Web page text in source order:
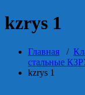
kzrys 1
Главная /
стальные
kzrys 1